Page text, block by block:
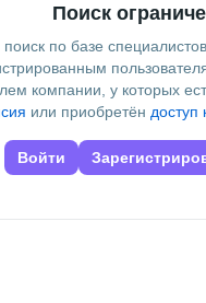
Поиск
по базе
компании, у которых
или приобретён доступ
Войти